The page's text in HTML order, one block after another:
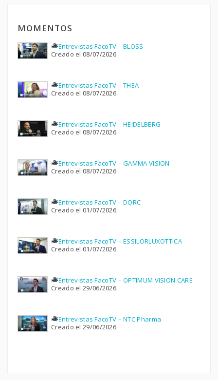
MOMENTOS
Entrevistas FacoTV – BLOSS
Creado el 08/07/2026
Entrevistas FacoTV – THEA
Creado el 08/07/2026
Entrevistas FacoTV – HEIDELBERG
Creado el 08/07/2026
Entrevistas FacoTV – GAMMA VISION
Creado el 08/07/2026
Entrevistas FacoTV – DORC
Creado el 01/07/2026
Entrevistas FacoTV – ESSILORLUXOTTICA
Creado el 01/07/2026
Entrevistas FacoTV – OPTIMUM VISION CARE
Creado el 29/06/2026
Entrevistas FacoTV – NTC Pharma
Creado el 29/06/2026